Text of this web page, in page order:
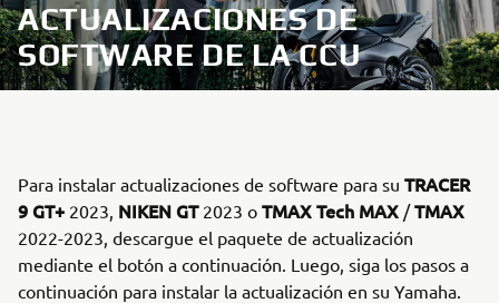
ACTUALIZACIONES DE
SOFTWARE DE LA CCU
Para instalar actualizaciones de software para su TRACER
9 GT+ 2023, NIKEN GT2023 o TMAX Tech MAX /TMAX
2022-2023, descargue el paquete de actualización
mediante el botón a continuación. Luego, siga los pasos a
continuación para instalar la actualización en su Yamaha.